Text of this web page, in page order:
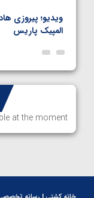
ویدیو؛ پیروزی
المپیک پاریس
at the moment.